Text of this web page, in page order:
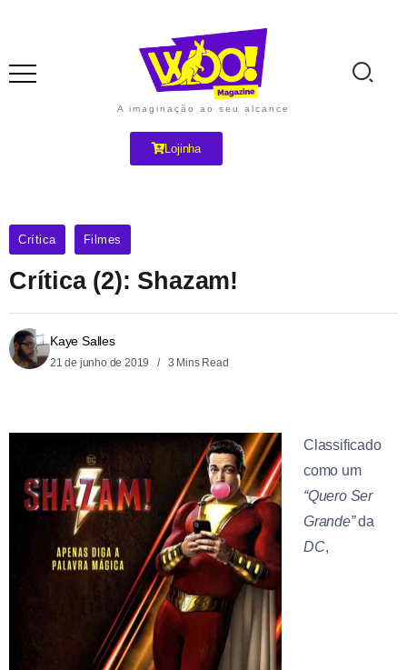
A imaginação ao seu alcance
Lojinha
Crítica Filmes
Crítica (2): Shazam!
Kaye Salles
21 de junho de 2019 3 Mins Read
Classificado
como um
“Quero Ser
Grande”da
DC,